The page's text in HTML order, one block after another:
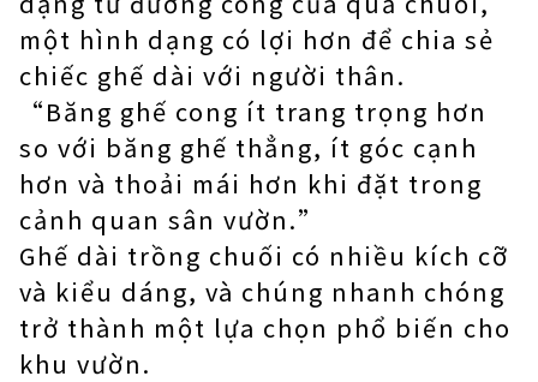
một hình dạng có lợi hơn để chia sẻ
chiếc ghế dài với người thân.
“Băng ghế cong ít trang trọng hơn
so với băng ghế thẳng, ít góc cạnh
hơn và thoải mái hơn khi đặt trong
cảnh quan sân vườn.”
Ghế dài trồng chuối có nhiều kích cỡ
và kiểu dáng, và chúng nhanh chóng
trở thành một lựa chọn phổ biến cho
khu vườn.